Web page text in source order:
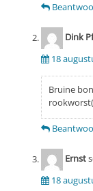
Dink
18
Bruine
Ernst
18